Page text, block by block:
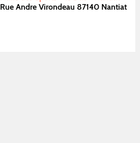
Rue Andre Virondeau 87140 Nantiat